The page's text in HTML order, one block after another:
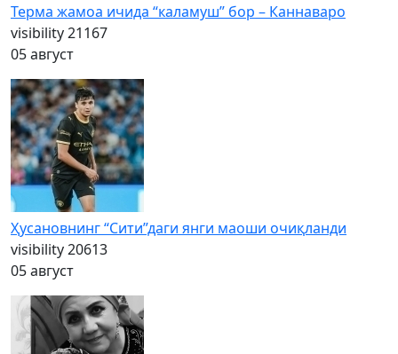
Терма жамоа ичида “каламуш” бор – Каннаваро
visibility21167
05 август
Ҳусановнинг “Сити”даги янги маоши очиқланди
visibility20613
05 август